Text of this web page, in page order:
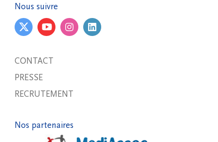
Nous suivre
CONTACT
PRESSE
RECRUTEMENT
Nos partenaires